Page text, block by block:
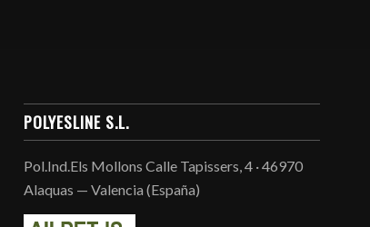
POLYESLINE S.L.
Pol.Ind.Els Mollons Calle Tapissers, 4 · 46970
Alaquas — Valencia (España)